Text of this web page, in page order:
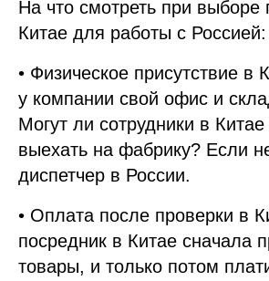
На что смотреть при выборе
Китае для работы с Россией:
• Физическое присутствие в
у компании свой офис и
Могут ли сотрудники в
выехать на фабрику? Если
диспетчер в России.
• Оплата после проверки в
посредник в Китае сначала
товары, и только потом